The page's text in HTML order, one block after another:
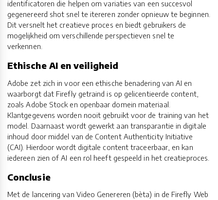
identificatoren die helpen om variaties van een succesvol
gegenereerd shot snel te itereren zonder opnieuw te beginnen.
Dit versnelt het creatieve proces en biedt gebruikers de
mogelijkheid om verschillende perspectieven snel te
verkennen.
Ethische AI en veiligheid
Adobe zet zich in voor een ethische benadering van AI en
waarborgt dat Firefly getraind is op gelicentieerde content,
zoals Adobe Stock en openbaar domein materiaal.
Klantgegevens worden nooit gebruikt voor de training van het
model. Daarnaast wordt gewerkt aan transparantie in digitale
inhoud door middel van de Content Authenticity Initiative
(CAI). Hierdoor wordt digitale content traceerbaar, en kan
iedereen zien of AI een rol heeft gespeeld in het creatieproces.
Conclusie
Met de lancering van Video Genereren (bèta) in de Firefly Web